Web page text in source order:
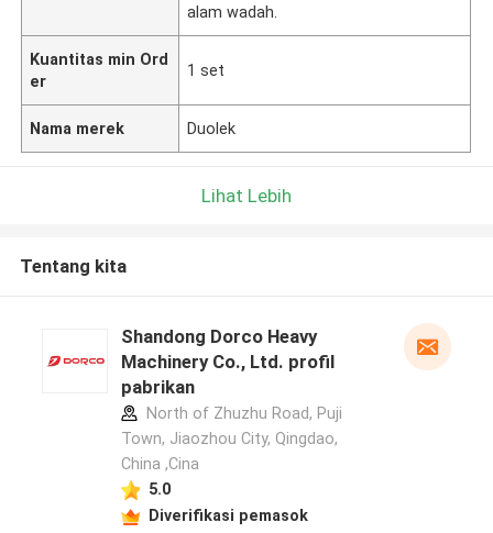
alam wadah.
Kuantitas min Ord
er
1 set
Nama merek Duolek
Lihat Lebih
Tentang kita
Shandong Dorco Heavy
Machinery Co., Ltd. profil
pabrikan
North of Zhuzhu Road, Puji
Town, Jiaozhou City, Qingdao,
China ,Cina
5.0
Diverifikasi pemasok